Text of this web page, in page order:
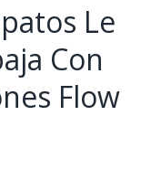
Le
Con
Flow